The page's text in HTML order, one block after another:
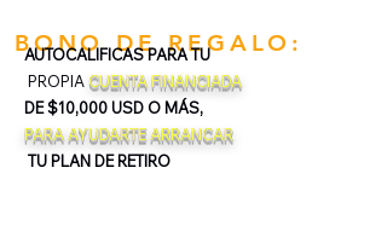
BONO DE REGALO:
AUTOCALIFICAS PARA TU
PROPIACUENTA FINANCIADA
DE $10,000 USD O MÁS,
PARA AYUDARTE ARRANCAR
TU PLAN DE RETIRO